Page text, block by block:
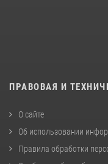
ПРАВОВАЯ И
О сайте
Об использовании
Правила обработки